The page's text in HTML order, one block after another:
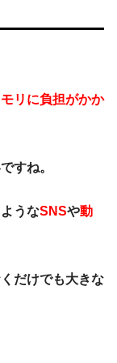
リに負担がかか
すね。
うなSNSや動
だけでも大きな